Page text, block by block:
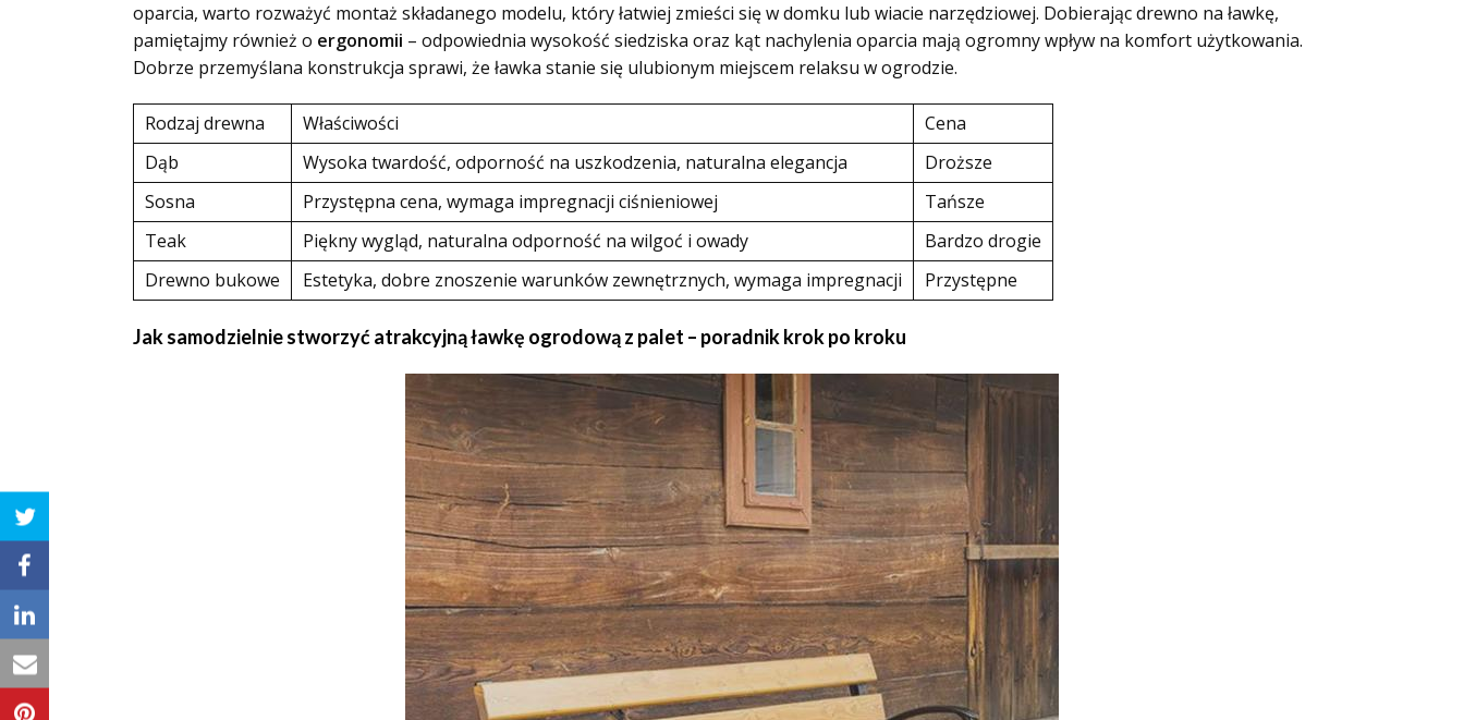
oparcia, warto rozważyć montaż składanego modelu, który łatwiej zmieści się w domku lub wiacie narzędziowej. Dobierając drewno na ławkę,
pamiętajmy również o ergonomii – odpowiednia wysokość siedziska oraz kąt nachylenia oparcia mają ogromny wpływ na komfort użytkowania.
Dobrze przemyślana konstrukcja sprawi, że ławka stanie się ulubionym miejscem relaksu w ogrodzie.
Rodzaj drewna Właściwości
Cena
Dąb
Wysoka twardość, odporność na uszkodzenia, naturalna elegancja
Droższe
Sosna
Przystępna cena, wymaga impregnacji ciśnieniowej
Tańsze
Teak
Piękny wygląd, naturalna odporność na wilgoć i owady
Bardzo drogie
Drewno bukowe
Estetyka, dobre znoszenie warunków zewnętrznych, wymaga impregnacji Przystępne
Jak samodzielnie stworzyć atrakcyjną ławkę ogrodową z palet – poradnik krok po kroku